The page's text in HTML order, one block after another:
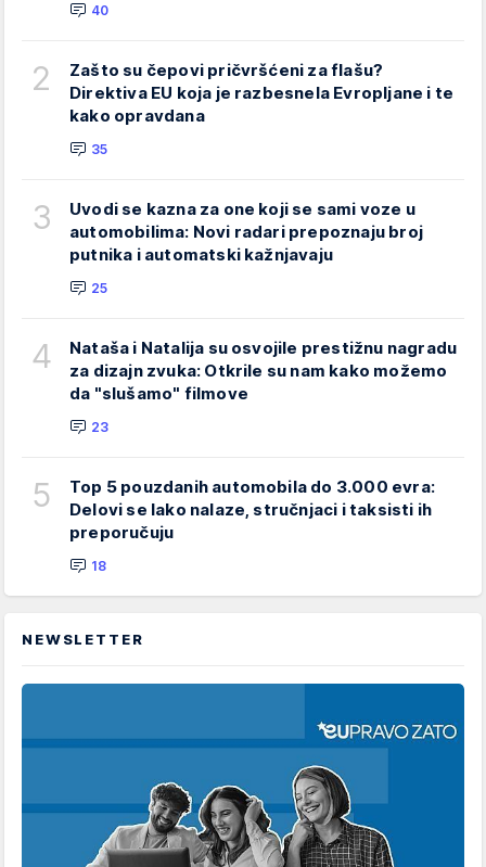
40
2
Zašto su čepovi pričvršćeni za flašu?
Direktiva EU koja je razbesnela Evropljane i te
kako opravdana
35
3
Uvodi se kazna za one koji se sami voze u
automobilima: Novi radari prepoznaju broj
putnika i automatski kažnjavaju
25
4
Nataša i Natalija su osvojile prestižnu nagradu
za dizajn zvuka: Otkrile su nam kako možemo
da "slušamo" filmove
23
5
Top 5 pouzdanih automobila do 3.000 evra:
Delovi se lako nalaze, stručnjaci i taksisti ih
preporučuju
18
NEWSLETTER